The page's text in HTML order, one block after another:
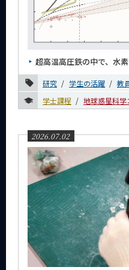
超高温高圧鉄の中で、水
研究 学生の活躍 教
学士課程
地球惑星科学
2026.07.02